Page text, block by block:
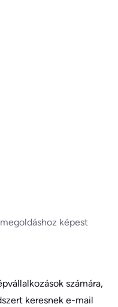
képest
számára,
keresnek e-mail